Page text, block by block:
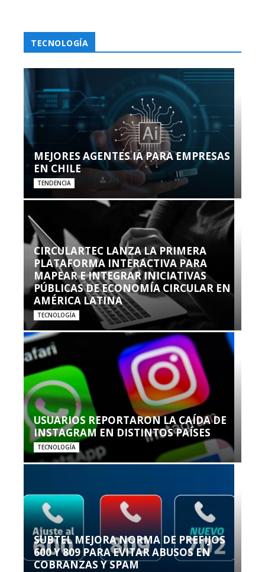
TECNOLOGÍA
MEJORES AGENTES IA PARA EMPRESAS
EN CHILE
TENDENCIA
CIRCULARTEC LANZA LA PRIMERA
PLATAFORMA INTERACTIVA PARA
MAPEAR E INTEGRAR INICIATIVAS
PÚBLICAS DE ECONOMÍA CIRCULAR EN
AMÉRICA LATINA
TECNOLOGÍA
USUARIOS REPORTARON LA CAÍDA DE
INSTAGRAM EN DISTINTOS PAÍSES
TECNOLOGÍA
SUBTEL MEJORA NORMA DE PREFIJOS
600 Y 809 PARA EVITAR ABUSOS EN
COBRANZAS Y SPAM